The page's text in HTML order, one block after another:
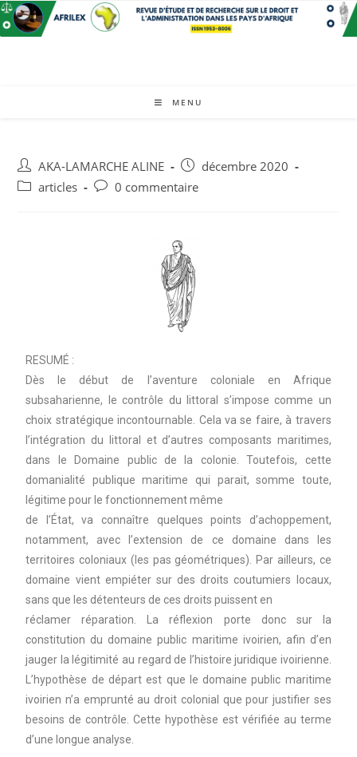
MENU
AKA-LAMARCHE ALINE
décembre 2020
articles
0 commentaire
RESUMÉ :
Dès le début de l’aventure coloniale en Afrique
subsaharienne, le contrôle du littoral s’impose comme un
choix stratégique incontournable. Cela va se faire, à travers
l’intégration du littoral et d’autres composants maritimes,
dans le Domaine public de la colonie. Toutefois, cette
domanialité publique maritime qui parait, somme toute,
légitime pour le fonctionnement même
de l’État, va connaître quelques points d’achoppement,
notamment, avec l’extension de ce domaine dans les
territoires coloniaux (les pas géométriques). Par ailleurs, ce
domaine vient empiéter sur des droits coutumiers locaux,
sans que les détenteurs de ces droits puissent en
réclamer réparation. La réflexion porte donc sur la
constitution du domaine public maritime ivoirien, afin d’en
jauger la légitimité au regard de l’histoire juridique ivoirienne.
L’hypothèse de départ est que le domaine public maritime
ivoirien n’a emprunté au droit colonial que pour justifier ses
besoins de contrôle. Cette hypothèse est vérifiée au terme
d’une longue analyse.